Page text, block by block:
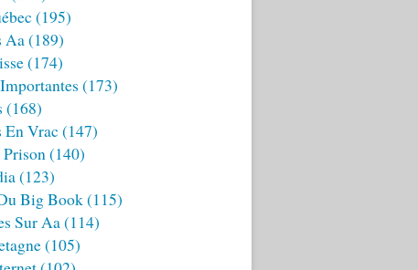
(195)
Aa(189)
(174)
(173)
(168)
En Vrac (147)
(140)
(123)
Big Book(115)
Sur Aa(114)
(105)